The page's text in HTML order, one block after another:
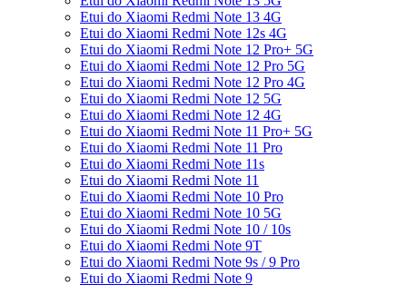
Etui do Xiaomi Redmi Note 13 4G
Etui do Xiaomi Redmi Note 12s 4G
Etui do Xiaomi Redmi Note 12 Pro+ 5G
Etui do Xiaomi Redmi Note 12 Pro 5G
Etui do Xiaomi Redmi Note 12 Pro 4G
Etui do Xiaomi Redmi Note 12 5G
Etui do Xiaomi Redmi Note 12 4G
Etui do Xiaomi Redmi Note 11 Pro+ 5G
Etui do Xiaomi Redmi Note 11 Pro
Etui do Xiaomi Redmi Note 11s
Etui do Xiaomi Redmi Note 11
Etui do Xiaomi Redmi Note 10 Pro
Etui do Xiaomi Redmi Note 10 5G
Etui do Xiaomi Redmi Note 10 / 10s
Etui do Xiaomi Redmi Note 9T
Etui do Xiaomi Redmi Note 9s / 9 Pro
Etui do Xiaomi Redmi Note 9